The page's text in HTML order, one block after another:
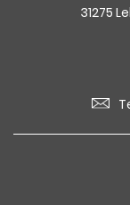
31275